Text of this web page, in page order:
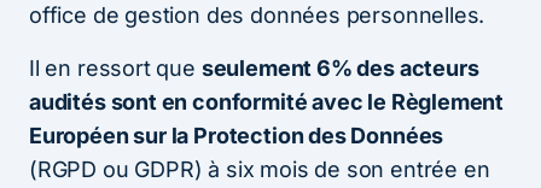
office de gestion des données personnelles.
Il en ressort que seulement 6% des acteurs
audités sont en conformité avec le Règlement
Européen sur la Protection des Données
(RGPD ou GDPR) à six mois de son entrée en